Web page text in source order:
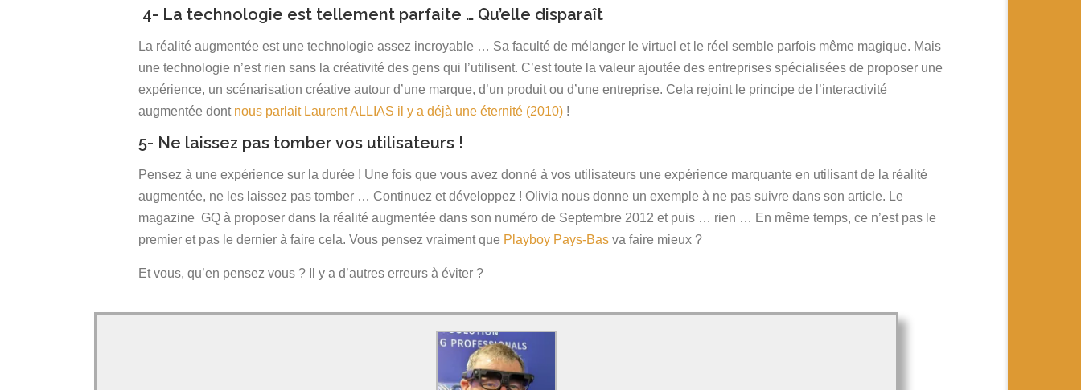
4- La technologie est tellement parfaite … Qu’elle disparaît
La réalité augmentée est une technologie assez incroyable … Sa faculté de mélanger le virtuel et le réel semble parfois même magique. Mais
une technologie n’est rien sans la créativité des gens qui l’utilisent. C’est toute la valeur ajoutée des entreprises spécialisées de proposer une
expérience, un scénarisation créative autour d’une marque, d’un produit ou d’une entreprise. Cela rejoint le principe de l’interactivité
augmentée dont nous parlait Laurent ALLIAS il y a déjà une éternité (2010) !
5- Ne laissez pas tomber vos utilisateurs !
Pensez à une expérience sur la durée ! Une fois que vous avez donné à vos utilisateurs une expérience marquante en utilisant de la réalité
augmentée, ne les laissez pas tomber … Continuez et développez ! Olivia nous donne un exemple à ne pas suivre dans son article. Le
magazine GQ à proposer dans la réalité augmentée dans son numéro de Septembre 2012 et puis … rien … En même temps, ce n’est pas le
premier et pas le dernier à faire cela. Vous pensez vraiment que Playboy Pays-Bas va faire mieux ?
Et vous, qu’en pensez vous ? Il y a d’autres erreurs à éviter ?